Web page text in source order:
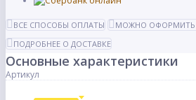
ВСЕ СПОСОБЫ ОПЛАТЫ
МОЖНО ОФОРМИТЬ
ПОДРОБНЕЕ О ДОСТАВКЕ
Основные характеристики
Артикул